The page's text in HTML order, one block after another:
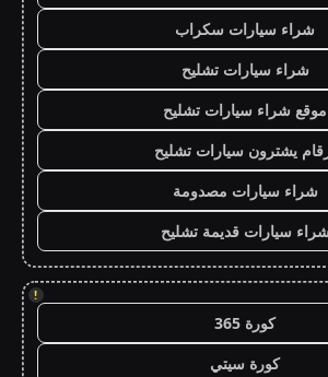
شراء سيارات سكراب
شراء سيارات تشليح
موقع شراء سيارات تشليح
يشترون سيارات تشليح
شراء سيارات مصدومة
شراء سيارات قديمة تشليح
!
كورة 365
كورة سيتي